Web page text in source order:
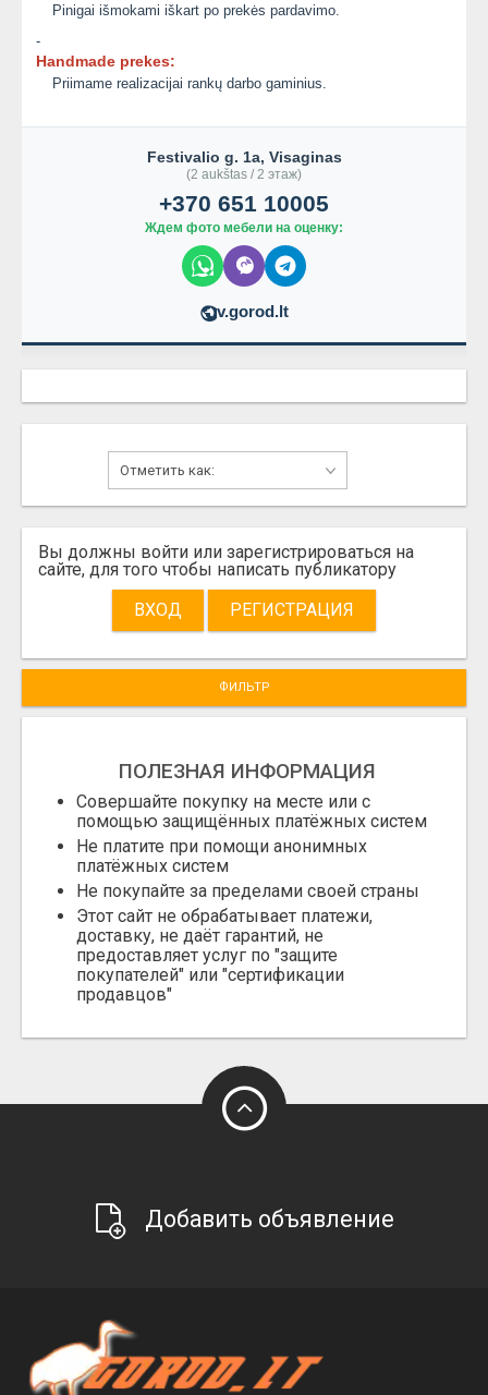
Pinigai išmokami iškart po prekės pardavimo.
-
Handmade prekes:
Priimame realizacijai rankų darbo gaminius.
Festivalio g. 1a, Visaginas
(2 aukštas / 2 этаж)
+370 651 10005
Ждем фото мебели на оценку:
v.gorod.lt
Вы должны войти или зарегистрироваться на
сайте, для того чтобы написать публикатору
ВХОД
РЕГИСТРАЦИЯ
ФИЛЬТР
ПОЛЕЗНАЯ ИНФОРМАЦИЯ
Совершайте покупку на месте или с
помощью защищённых платёжных систем
Не платите при помощи анонимных
платёжных систем
Не покупайте за пределами своей страны
Этот сайт не обрабатывает платежи,
доставку, не даёт гарантий, не
предоставляет услуг по "защите
покупателей" или "сертификации
продавцов"
Добавить объявление